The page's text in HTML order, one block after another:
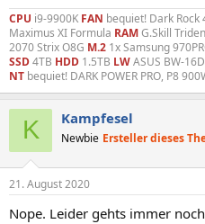
CPU i9-9900K FAN bequiet! Dark Rock
Maximus XI Formula RAMG.Skill
2070 Strix O8G M.2 1x Samsung
SSD4TB HDD 1.5TB LWASUS BW-
NT bequiet! DARK POWER PRO, P8
K Kampfesel
Newbie Ersteller dieses
21. August 2020
Nope. Leider gehts immer